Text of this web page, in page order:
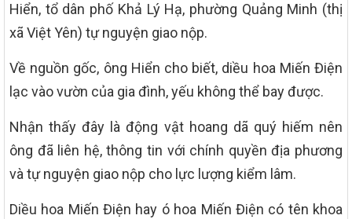
Hiển, tổ dân phố Khả Lý Hạ, phường Quảng Minh (thị
xã Việt Yên) tự nguyện giao nộp.
Về nguồn gốc, ông Hiển cho biết, diều hoa Miến Điện
lạc vào vườn của gia đình, yếu không thể bay được.
Nhận thấy đây là động vật hoang dã quý hiếm nên
ông đã liên hệ, thông tin với chính quyền địa phương
và tự nguyện giao nộp cho lực lượng kiểm lâm.
Diều hoa Miến Điện hay ó hoa Miến Điện có tên khoa